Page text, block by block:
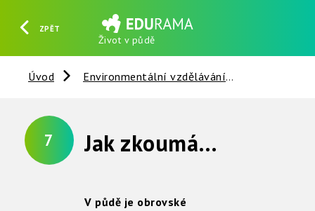
ZPĚT
Život v půdě
HLEDAT REGISTROVAT PŘIHLÁSIT SE
Úvod Environmentální vzdělávání
7 Jak zkoumáme život v půdě ?
V půdě je obrovské